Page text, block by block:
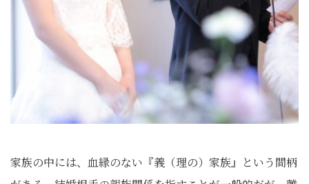
家族の中には、血縁のない『義（理の）家族』という間柄